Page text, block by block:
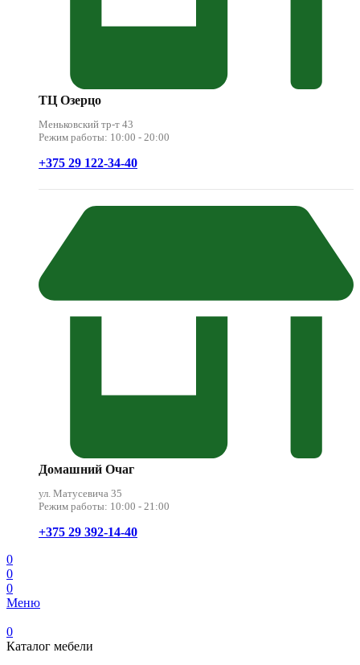
ТЦ Озерцо
Меньковский тр-т 43
Режим работы: 10:00 - 20:00
+375 29 122-34-40
Домашний Очаг
ул. Матусевича 35
Режим работы: 10:00 - 21:00
+375 29 392-14-40
0
0
0
Меню
0
Каталог мебели